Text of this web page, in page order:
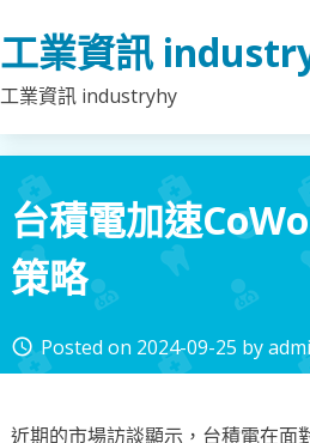
to
content
工業資訊
工業資訊 industryhy
台積電加速
策略
access_time Posted on 2024-09-25 by
近期的市場訪談顯示，台積電在面